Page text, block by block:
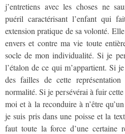
j’entretiens avec les choses ne
puéril caractérisant l’enfant qui
extension pratique de sa volonté.
envers et contre ma vie toute
socle de mon individualité. Si je
l’étalon de ce qui m’appartient. Si
des failles de cette
normalité. Si je persévérai à fuir
moi et à la reconduire à n’être
je suis pris dans une poisse et la
faut toute la force d’une certaine